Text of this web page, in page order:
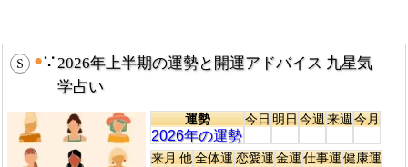
●∵2026年上半期の運勢と開運アドバイス 九星気
学占い
運勢
2026年の運勢
今日明日今週来週今月
来月他全体運恋愛運金運仕事運健康運